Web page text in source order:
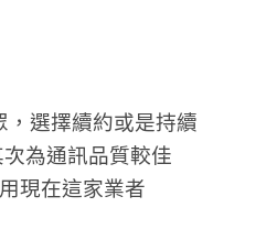
選擇續約或是持續
為通訊品質較佳
現在這家業者